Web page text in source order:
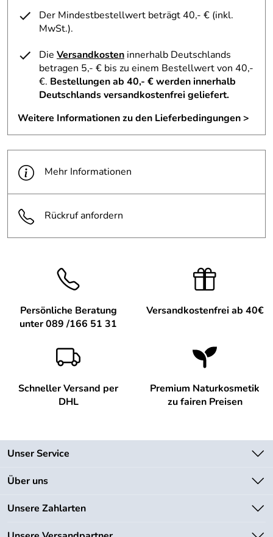
Der Mindestbestellwert beträgt 40,- € (inkl.
MwSt.).
Die Versandkosten innerhalb Deutschlands
betragen 5,- € bis zu einem Bestellwert von 40,-
€. Bestellungen ab 40,- € werden innerhalb
Deutschlands versandkostenfrei geliefert.
Weitere Informationen zu den Lieferbedingungen >
Mehr Informationen
Rückruf anfordern
Persönliche Beratung
unter 089 /166 51 31
Versandkostenfrei ab 40€
Schneller Versand per
DHL
Premium Naturkosmetik
zu fairen Preisen
Unser Service
Kontakt
Lieferbedingungen
Über uns
Unsere Bestseller
Unsere Zahlarten